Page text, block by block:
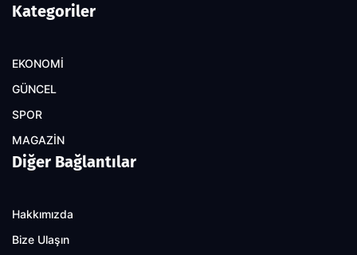
Kategoriler
EKONOMİ
GÜNCEL
SPOR
MAGAZİN
Diğer Bağlantılar
Hakkımızda
Bize Ulaşın